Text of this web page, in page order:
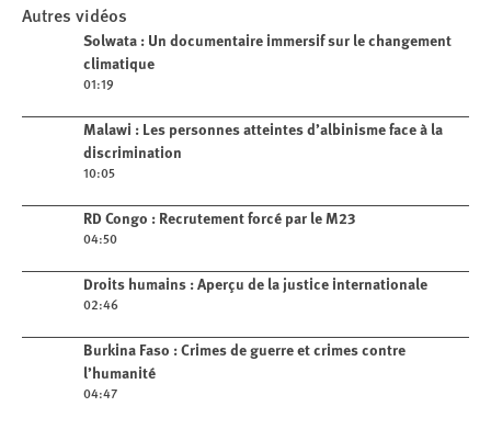
Play
Solwata : Un documentaire immersif
sur le changement climatique
Autres vidéos
Play videoSolwata : Un documentaire immersif sur le changement
climatique
01:19
Play videoMalawi : Les personnes atteintes d’albinisme face à la
discrimination
10:05
Play videoRD Congo : Recrutement forcé par le M23
04:50
Play videoDroits humains : Aperçu de la justice internationale
02:46
Play videoBurkina Faso : Crimes de guerre et crimes contre
l’humanité
04:47